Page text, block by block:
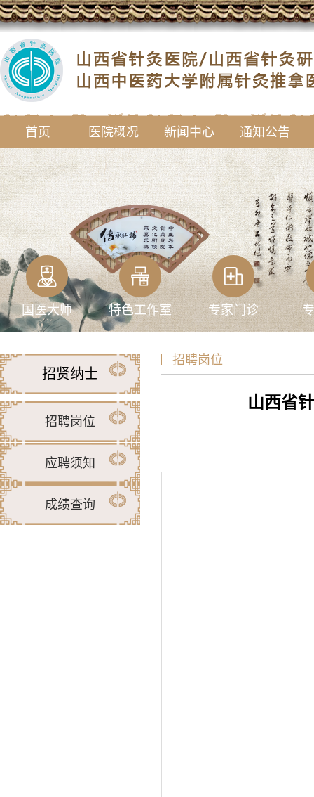
首页 医院概况 新闻中心 通知公告
国医大师 特色工作室 专家门诊
招贤纳士
招聘岗位
应聘须知
成绩查询
招聘岗位
山西省